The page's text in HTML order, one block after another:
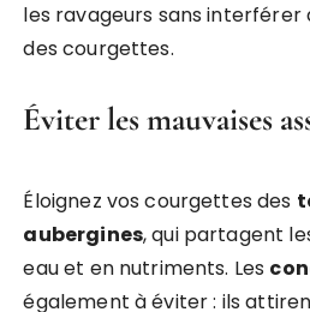
les ravageurs sans interférer
des courgettes.
Éviter les mauvaises
Éloignez vos courgettes des
aubergines, qui partagent
eau et en nutriments. Les
également à éviter : ils